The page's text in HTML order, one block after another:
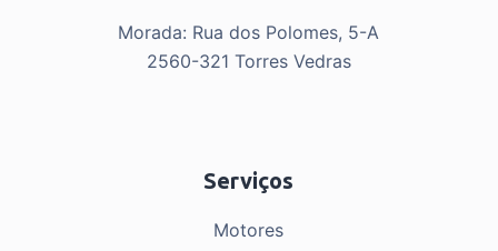
Morada: Rua dos Polomes, 5-A
2560-321 Torres Vedras
Serviços
Motores